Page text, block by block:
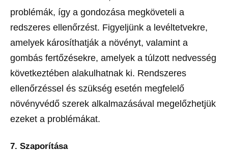
problémák, így a gondozása megköveteli a
redszeres ellenőrzést. Figyeljünk a levéltetvekre,
amelyek károsíthatják a növényt, valamint a
gombás fertőzésekre, amelyek a túlzott nedvesség
következtében alakulhatnak ki. Rendszeres
ellenőrzéssel és szükség esetén megfelelő
növényvédő szerek alkalmazásával megelőzhetjük
ezeket a problémákat.
7. Szaporítása